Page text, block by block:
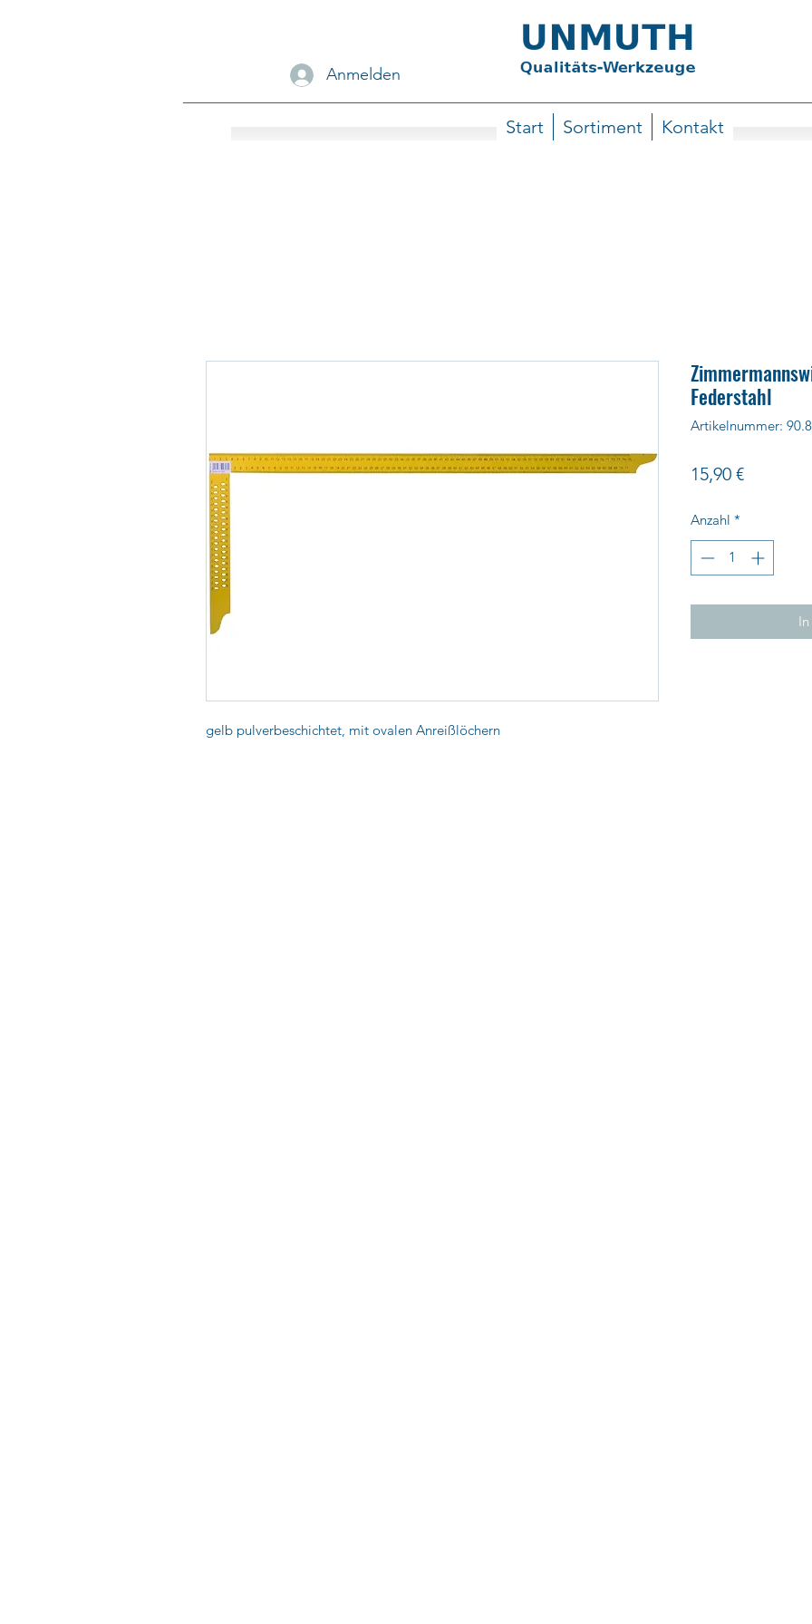
Anmelden
Start Sortiment Kontakt
gelb pulverbeschichtet, mit ovalen Anreißlöchern
Federstahl
Artikelnummer:
15,90 €Preis
Anzahl *